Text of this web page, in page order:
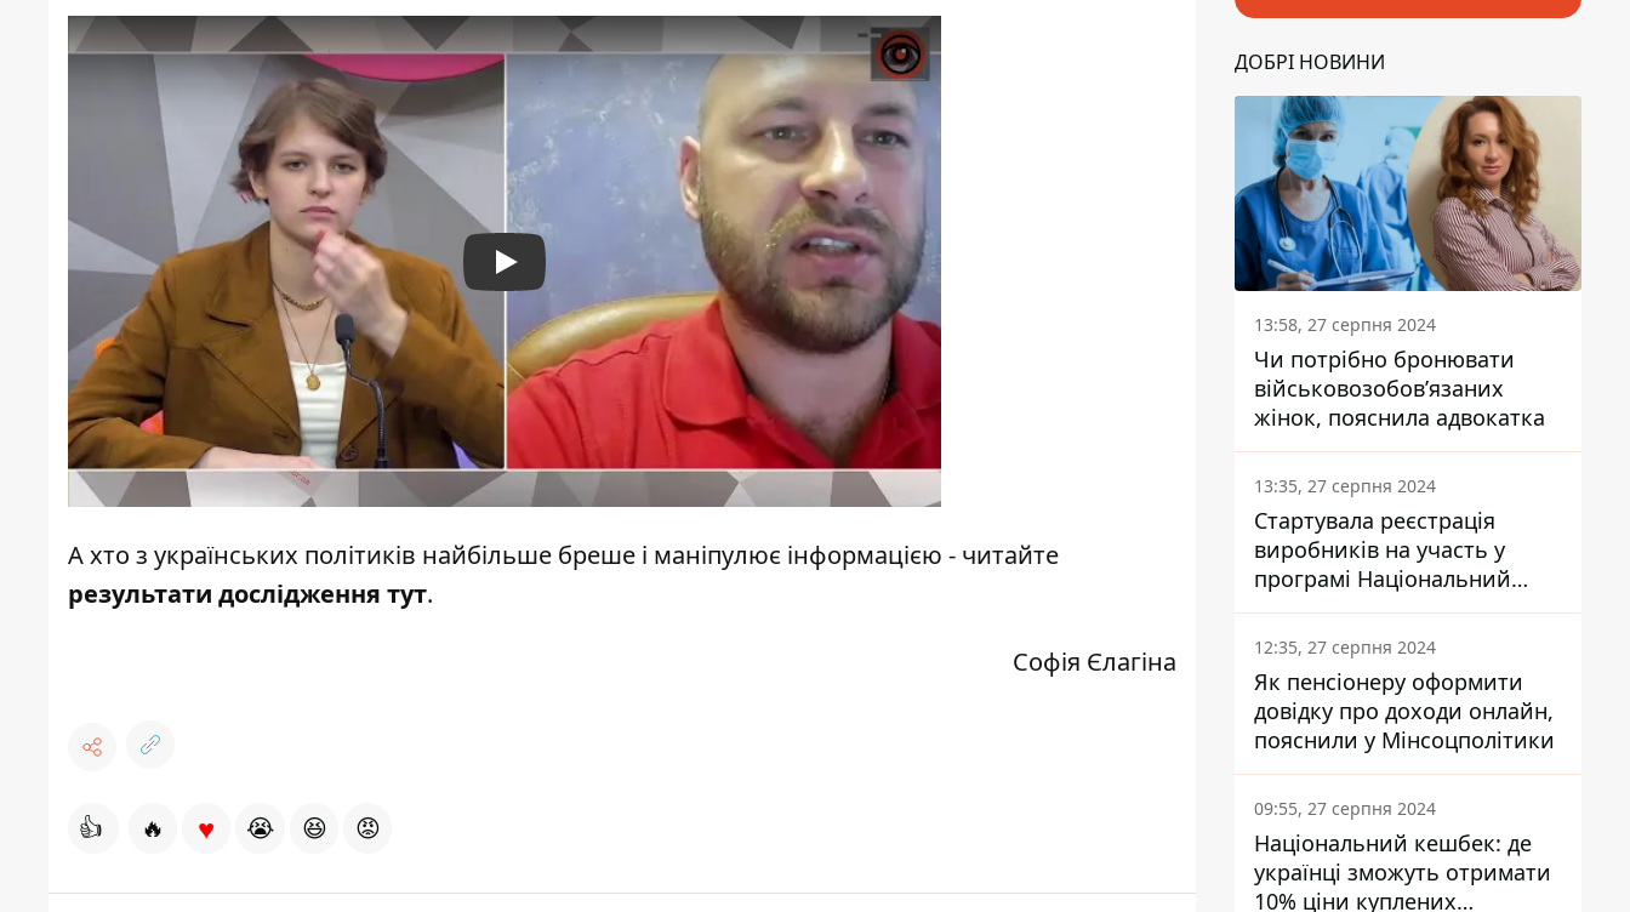
Play
А хто з українських політиків найбільше бреше і маніпулює інформацією - читайте
результати дослідження тут.
Софія Єлагіна
👍 🔥 ♥ 😭 😆 😡
ДОБРІ НОВИНИ
13:58, 27 серпня 2024
Чи потрібно бронювати
військовозобов’язаних
жінок, пояснила адвокатка
13:35, 27 серпня 2024
Стартувала реєстрація
виробників на участь у
програмі Національний
кешбек: як це зробити
через портал Дія
12:35, 27 серпня 2024
Як пенсіонеру оформити
довідку про доходи онлайн,
пояснили у Мінсоцполітики
09:55, 27 серпня 2024
Національний кешбек: де
українці зможуть отримати
10% ціни куплених